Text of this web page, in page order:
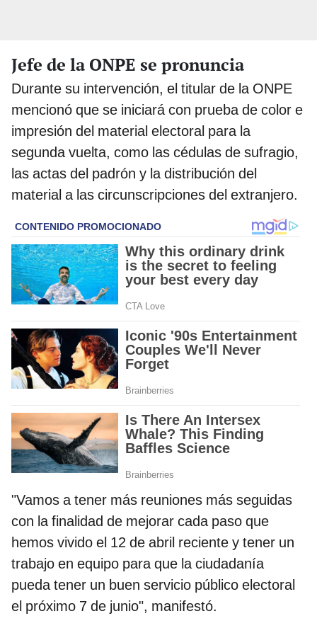
Jefe de la ONPE se pronuncia
Durante su intervención, el titular de la ONPE
mencionó que se iniciará con prueba de color e
impresión del material electoral para la
segunda vuelta, como las cédulas de sufragio,
las actas del padrón y la distribución del
material a las circunscripciones del extranjero.
"Vamos a tener más reuniones más seguidas
con la finalidad de mejorar cada paso que
hemos vivido el 12 de abril reciente y tener un
trabajo en equipo para que la ciudadanía
pueda tener un buen servicio público electoral
el próximo 7 de junio", manifestó.